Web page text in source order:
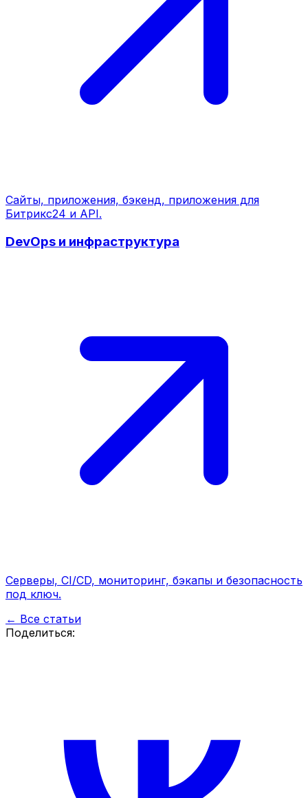
Сайты, приложения, бэкенд, приложения для
Битрикс24 и API.
DevOps и инфраструктура
Серверы, CI/CD, мониторинг, бэкапы и безопасность
под ключ.
← Все статьи
Поделиться: